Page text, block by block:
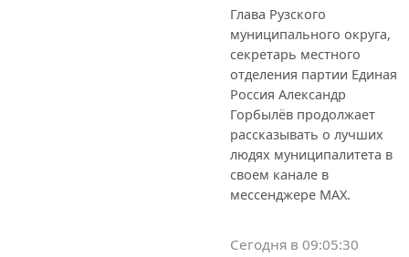
Глава Рузского
муниципального округа,
секретарь местного
отделения партии Единая
Россия Александр
Горбылёв продолжает
рассказывать о лучших
людях муниципалитета в
своем канале в
мессенджере MAX.
Сегодня в 09:05:30